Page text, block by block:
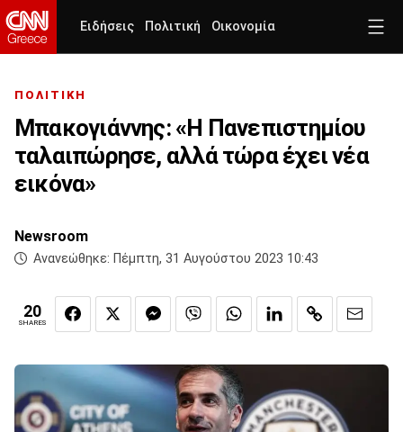
Ειδήσεις Πολιτική Οικονομία
ΠΟΛΙΤΙΚΗ
Μπακογιάννης: «Η Πανεπιστημίου
ταλαιπώρησε, αλλά τώρα έχει νέα
εικόνα»
Newsroom
Ανανεώθηκε: Πέμπτη, 31 Αυγούστου 2023 10:43
20
SHARES